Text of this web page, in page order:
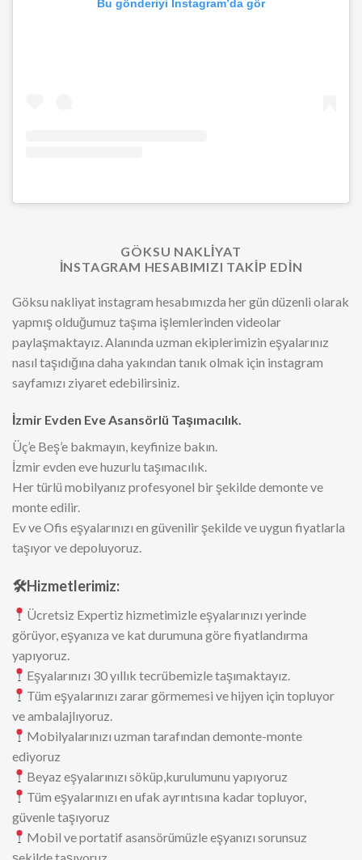
INSTAGRAM HESABIMIZI TAKIP EDIN
Göksu nakliyat instagram hesabımızda her gün düzenli olarak
yapmış olduğumuz taşıma işlemlerinden videolar
paylaşmaktayız. Alanında uzman ekiplerimizin eşyalarınız
nasıl taşıdığına daha yakından tanık olmak için instagram
sayfamızı ziyaret edebilirsiniz.
İzmir evden eve huzurlu taşımacılık.
Her türlü mobilyanız profesyonel bir şekilde demonte ve
monte edilir.
Ev ve Ofis eşyalarınızı en güvenilir şekilde ve uygun fiyatlarla
taşıyor ve depoluyoruz.
🛠 Hizmetlerimiz:
Ücretsiz Expertiz hizmetimizle eşyalarınızı yerinde
görüyor, eşyanıza ve kat durumuna göre fiyatlandırma
yapıyoruz.
Eşyalarınızı 30 yıllık tecrübemizle taşımaktayız.
Tüm eşyalarınızı zarar görmemesi ve hijyen için topluyor